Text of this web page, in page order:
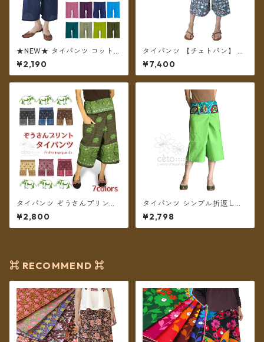
★NEW★ タイパンツ コットン
無地 ポケット付き ミディアム
丈 ショート ハーフ 【メール便
送料無料】
¥2,190
タイパンツ 【チェトパン】 Fi
shermanpants-050 ＊メー
ル便送料無料＊
¥7,400
タイパンツ ぞうさんプリント
ミディアム丈 ★7カラー★【メ
ール便送料無料】
¥2,800
タイパンツ シンプル折返しプ
リント ミディアム丈（ライト
グリーン2）【メール便送料無
料】
¥2,798
⌘ RECOMMEND ⌘